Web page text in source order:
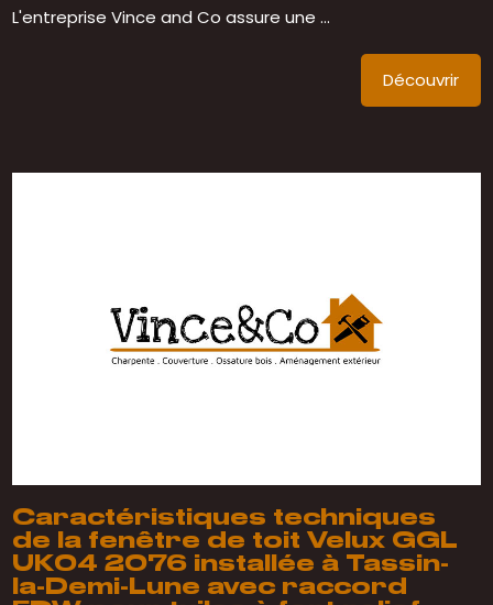
L'entreprise Vince and Co assure une ...
Découvrir
Caractéristiques techniques
de la fenêtre de toit Velux GGL
UK04 2076 installée à Tassin-
la-Demi-Lune avec raccord